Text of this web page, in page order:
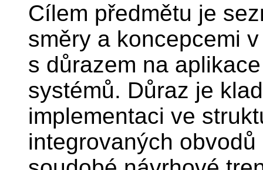
Cílem předmětu je
směry a koncepcemi
s důrazem na
systémů. Důraz je
implementaci ve
integrovaných